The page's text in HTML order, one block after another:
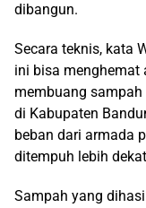
dibangun.
Secara teknis, kata
ini bisa menghemat
membuang
di Kabupaten
beban dari armada
ditempuh lebih
Sampah yang